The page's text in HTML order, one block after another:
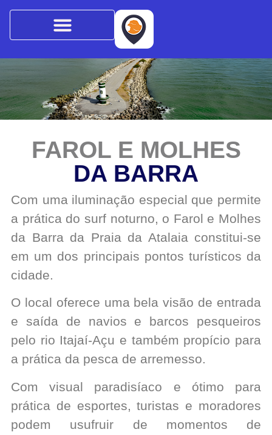
FAROL E MOLHES
DA BARRA
Com uma iluminação especial que permite
a prática do surf noturno, o Farol e Molhes
da Barra da Praia da Atalaia constitui-se
em um dos principais pontos turísticos da
cidade.
O local oferece uma bela visão de entrada
e saída de navios e barcos pesqueiros
pelo rio Itajaí-Açu e também propício para
a prática da pesca de arremesso.
Com visual paradisíaco e ótimo para
prática de esportes, turistas e moradores
podem usufruir de momentos de